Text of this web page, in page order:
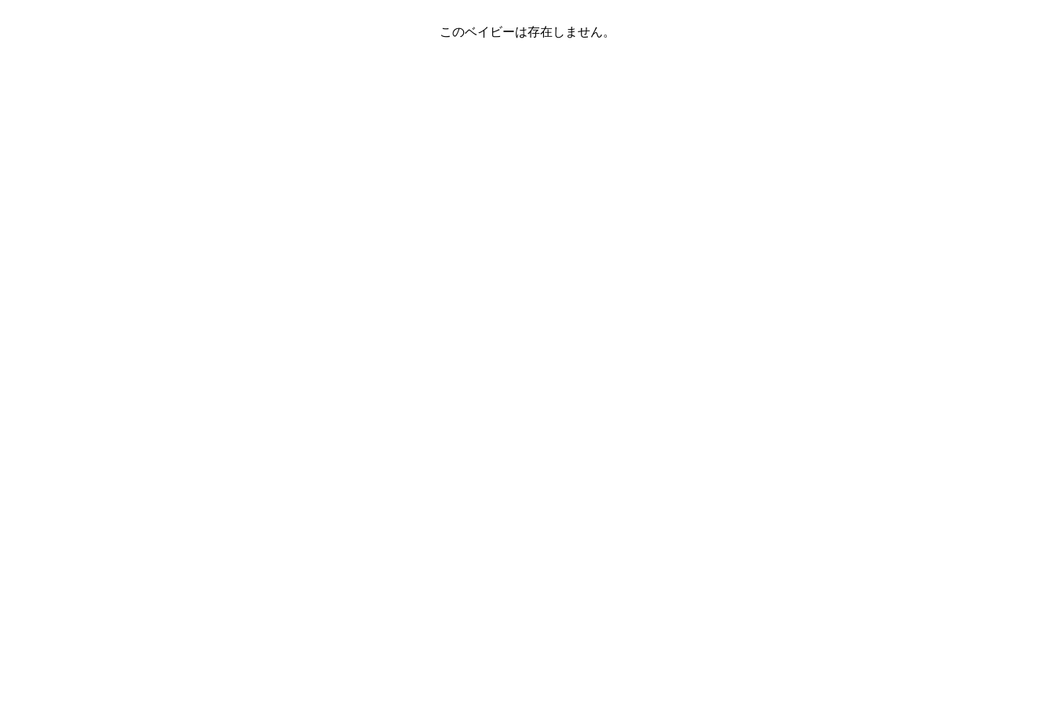
このベイビーは存在しません。